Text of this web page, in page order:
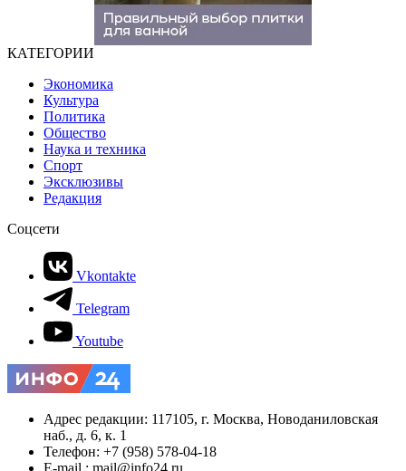
КАТЕГОРИИ
Экономика
Культура
Политика
Общество
Наука и техника
Спорт
Эксклюзивы
Редакция
Соцсети
Vkontakte
Telegram
Youtube
Адрес редакции: 117105, г. Москва, Новоданиловская
наб., д. 6, к. 1
Телефон: +7 (958) 578-04-18
E-mail.: mail@info24.ru